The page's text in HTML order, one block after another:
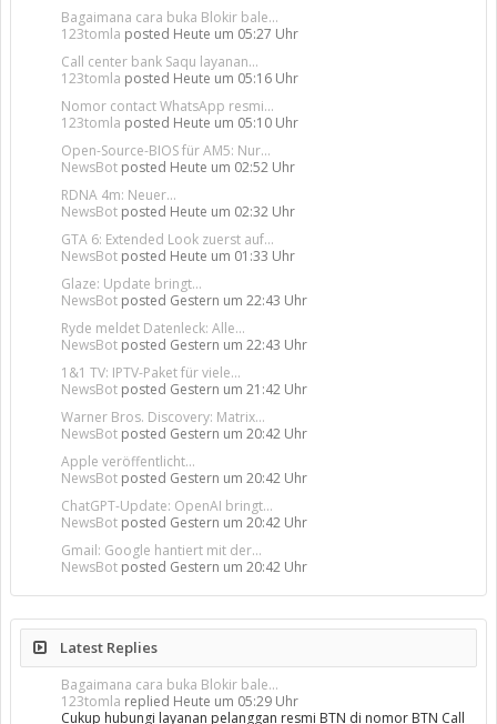
Bagaimana cara buka Blokir bale...
123tomla posted Heute um 05:27 Uhr
Call center bank Saqu layanan...
123tomla posted Heute um 05:16 Uhr
Nomor contact WhatsApp resmi...
123tomla posted Heute um 05:10 Uhr
Open-Source-BIOS für AM5: Nur...
NewsBot posted Heute um 02:52 Uhr
RDNA 4m: Neuer...
NewsBot posted Heute um 02:32 Uhr
GTA 6: Extended Look zuerst auf...
NewsBot posted Heute um 01:33 Uhr
Glaze: Update bringt...
NewsBot posted Gestern um 22:43 Uhr
Ryde meldet Datenleck: Alle...
NewsBot posted Gestern um 22:43 Uhr
1&1 TV: IPTV-Paket für viele...
NewsBot posted Gestern um 21:42 Uhr
Warner Bros. Discovery: Matrix...
NewsBot posted Gestern um 20:42 Uhr
Apple veröffentlicht...
NewsBot posted Gestern um 20:42 Uhr
ChatGPT-Update: OpenAI bringt...
NewsBot posted Gestern um 20:42 Uhr
Gmail: Google hantiert mit der...
NewsBot posted Gestern um 20:42 Uhr
Latest Replies
Bagaimana cara buka Blokir bale...
123tomla replied Heute um 05:29 Uhr
Cukup hubungi layanan pelanggan resmi BTN di nomor BTN Call